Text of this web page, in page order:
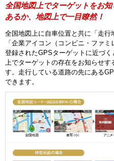
全国地図上でターゲットをお
あるか、地図上で一目瞭然！
全国地図上に自車位置と共に「走行
「企業アイコン（コンビニ・ファ
登録されたGPSターゲットに近づ
上でターゲットの存在をお知らせ
す。走行している道路の先にある
できます。